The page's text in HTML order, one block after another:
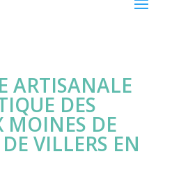
ARTISANALE
DES
MOINES DE
VILLERS EN